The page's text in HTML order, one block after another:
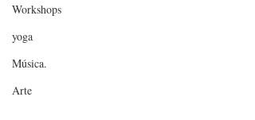
Workshops
yoga
Música.
Arte